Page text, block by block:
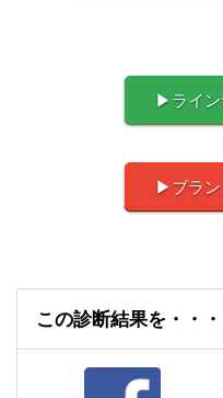
▶ライン
▶ブラン
この診断結果を・・・